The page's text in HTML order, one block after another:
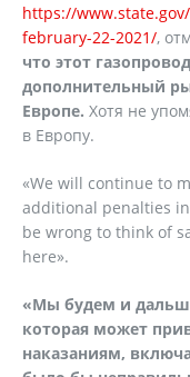
https://
february-22-2021/,
что этот
дополнительный
Европе. Хотя не
в Европу.
«We will continue to
additional penalties
be wrong to think of
here».
«Мы будем и
которая может
наказаниям,